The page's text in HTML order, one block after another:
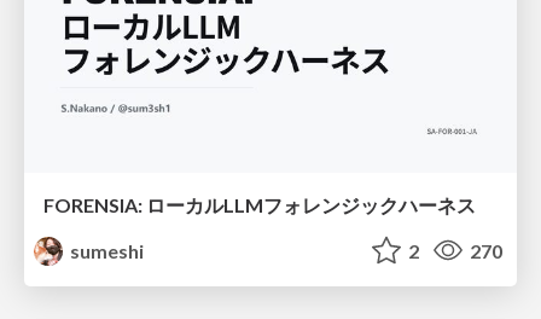
FORENSIA: ローカルLLMフォレンジックハーネス
sumeshi
2 270